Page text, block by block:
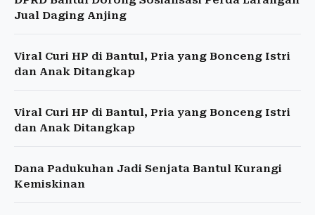
Jual Daging Anjing
Viral Curi HP di Bantul, Pria yang Bonceng Istri
dan Anak Ditangkap
Viral Curi HP di Bantul, Pria yang Bonceng Istri
dan Anak Ditangkap
Dana Padukuhan Jadi Senjata Bantul Kurangi
Kemiskinan